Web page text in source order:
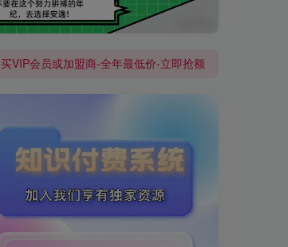
买VIP会员或加盟商-全年最低价-立即抢额
网创库-限时优惠 别错过!
买VIP会员或加盟商-全年最低价-立即抢额
网创库-限时优惠 别错过!